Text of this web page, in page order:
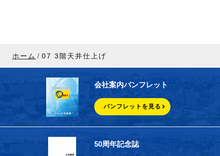
ホーム 07 3階天井仕上げ
会社案内パンフレット
パンフレットを見る
50周年記念誌